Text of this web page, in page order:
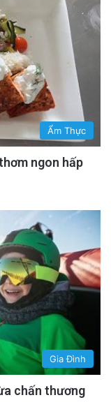
của Mỹ ở
Quốc phải
cầu. Nếu
lộn ở New
ở Tam Sa.
chính mình
về New York
nhất thời,
đỏ cho sự
trị, dọn
theo luật
Thực – nơi
gia nhỏ
Ẩm Thực
ngon hấp
Gia Đình
chấn thương